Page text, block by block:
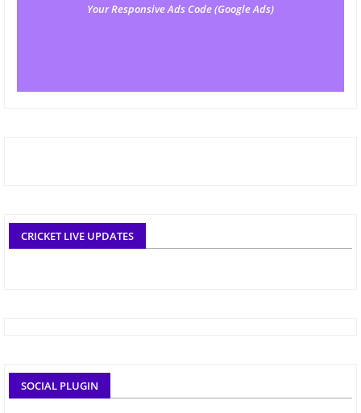
Your Responsive Ads Code (Google Ads)
CRICKET LIVE UPDATES
SOCIAL PLUGIN